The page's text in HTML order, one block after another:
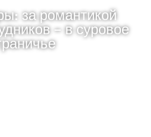
за романтикой
– в суровое